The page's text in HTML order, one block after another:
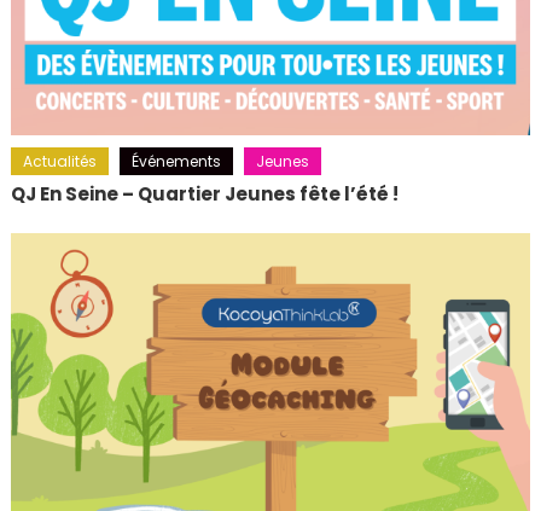
Actualités Événements Jeunes
QJ En Seine – Quartier Jeunes fête l’été !